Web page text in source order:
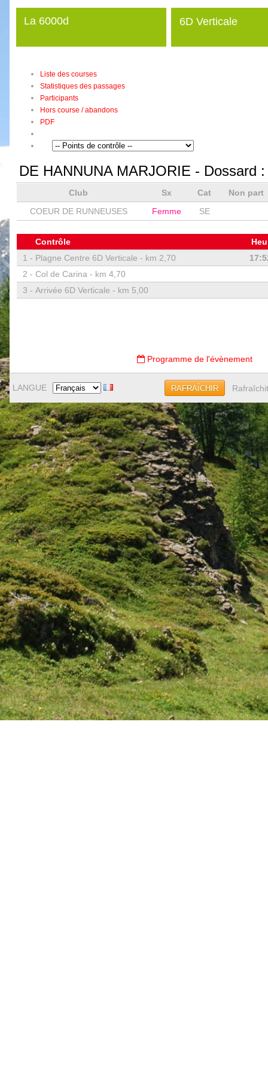
La 6000d 6D Verticale
Liste des courses
Statistiques des passages
Participants
Hors course / abandons
PDF
DE HANNUNA MARJORIE - Dossard
Club Sx Cat
Non part
COEUR DE RUNNEUSES
Femme SE
Contrôle
1 - Plagne Centre 6D Verticale - km 2,70
2 - Col de Carina - km 4,70
3 - Arrivée 6D Verticale - km 5,00
Programme de l'évènement
LANGUE RAFRAÎCHIR